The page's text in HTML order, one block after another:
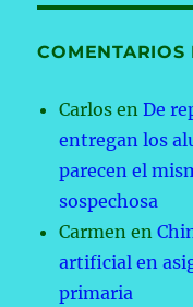
COMENTARIOS
Carlos enDe
entregan los
parecen el
sospechosa
Carmen en
artificial en
primaria